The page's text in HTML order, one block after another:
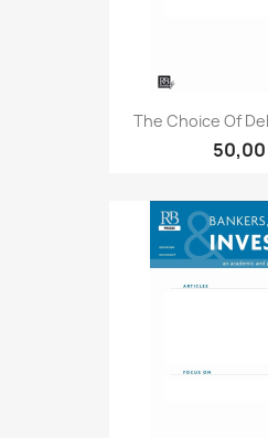
The Choice Of